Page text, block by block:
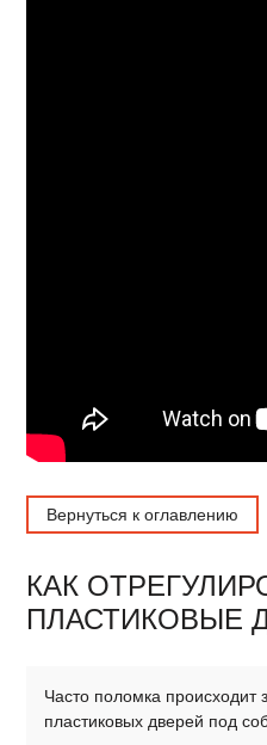
Вернуться к оглавлению
КАК
ПЛАСТИКОВЫЕ
Часто поломка происходит
пластиковых дверей под